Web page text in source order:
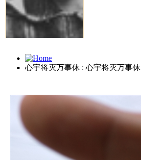
心宇将灭万事休 : 心宇将灭万事休